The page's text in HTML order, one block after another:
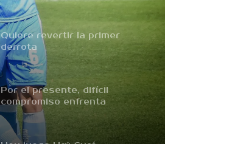
Quiere revertir la primer
derrota
Por el presente, difícil
compromiso enfrenta
Estudiantes